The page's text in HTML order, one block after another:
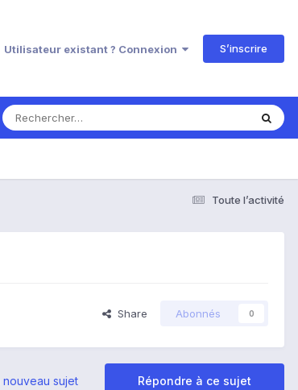
Utilisateur existant ? Connexion S’inscrire
Toute l’activité
Share Abonnés 0
Répondre à ce sujet
nouveau sujet